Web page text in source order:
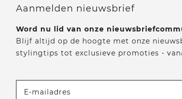
Aanmelden nieuwsbrief
Word nu lid van onze
Blijf altijd op de hoogte met onze
stylingtips tot exclusieve promoties -
E-mailadres